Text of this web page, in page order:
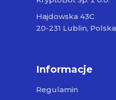
Hajdowska 43C
20-231 Lublin, Polska
Informacje
Regulamin